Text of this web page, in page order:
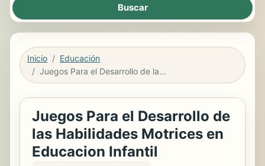
Inicio
Educación
Juegos Para el Desarrollo de las Habilidades Motrices en Educacion Infantil
Juegos Para el Desarrollo de
las Habilidades Motrices en
Educacion Infantil